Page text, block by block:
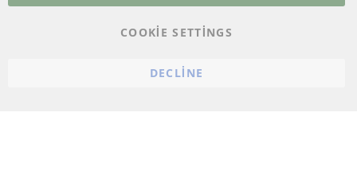
Genel Çalışma Koşulları
COOKIE SETTINGS
DECLINE